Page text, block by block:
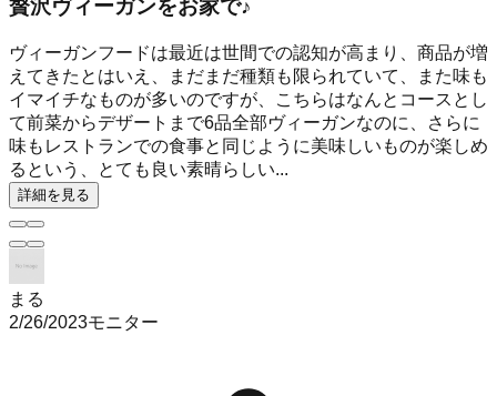
贅沢ヴィーガンをお家で♪
ヴィーガンフードは最近は世間での認知が高まり、商品が増
えてきたとはいえ、まだまだ種類も限られていて、また味も
イマイチなものが多いのですが、こちらはなんとコースとし
て前菜からデザートまで6品全部ヴィーガンなのに、さらに
味もレストランでの食事と同じように美味しいものが楽しめ
るという、とても良い素晴らしい...
詳細を見る
まる
2/26/2023モニター